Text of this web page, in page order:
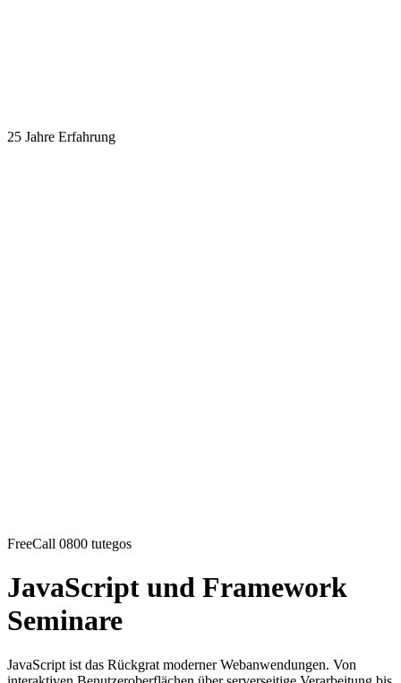
25 Jahre Erfahrung
FreeCall 0800 tutegos
JavaScript und Framework
Seminare
JavaScript ist das Rückgrat moderner Webanwendungen. Von